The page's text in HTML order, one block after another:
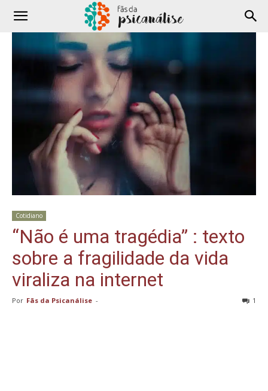
Cotidiano
“Não é uma tragédia” : texto
sobre a fragilidade da vida
viraliza na internet
Por Fãs da Psicanálise - 1